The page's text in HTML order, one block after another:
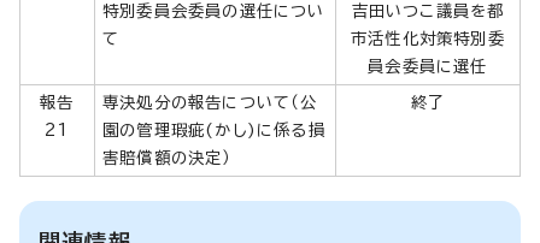
特別委員会委員の選任につい
て
吉田いつこ議員を都
市活性化対策特別委
員会委員に選任
報告
21
専決処分の報告について（公
園の管理瑕疵(かし)に係る損
害賠償額の決定）
終了